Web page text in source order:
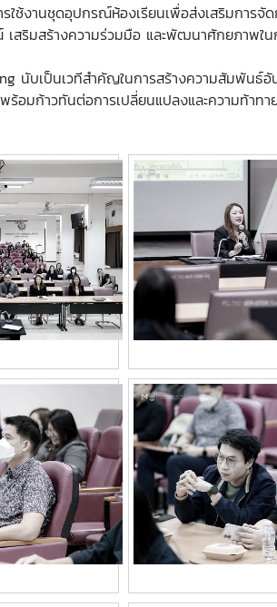
ช้งานชุดอุปกรณ์ห้องเรียนเพื่อส่งเสริมการจั
เสริมสร้างความร่วมมือ และพัฒนาศักยภาพใ
นับเป็นเวทีสำคัญในการสร้างความสัมพันธ์
มก้าวทันต่อการเปลี่ยนแปลงและความท้าทา